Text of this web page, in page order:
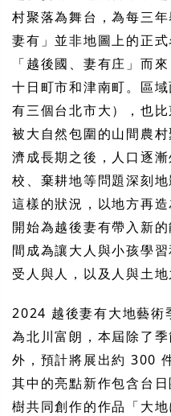
村聚落為舞台，為每三
妻有」並非地圖上的正
「越後國、妻有庄」而
十日町市和津南町。區
有三個台北市大），也
被大自然包圍的山間農
濟成長期之後，人口逐
校、棄耕地等問題深刻
這樣的狀況，以地方再
開始為越後妻有帶入新
間成為讓大人與小孩學
受人與人，以及人與土地
2024 越後妻有大地藝術
為北川富朗，本屆除了
外，預計將展出約 300
其中的亮點新作包含台
樹共同創作的作品「大